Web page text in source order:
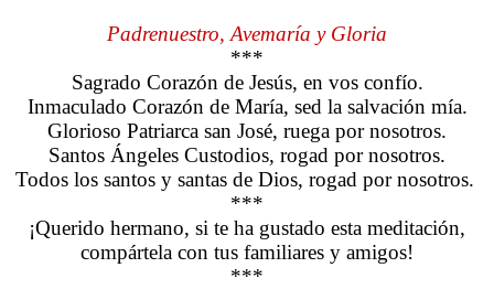
Padrenuestro, Avemaría y Gloria
***
Sagrado Corazón de Jesús, en vos confío.
Inmaculado Corazón de María, sed la salvación mía.
Glorioso Patriarca san José, ruega por nosotros.
Santos Ángeles Custodios, rogad por nosotros.
Todos los santos y santas de Dios, rogad por nosotros.
***
¡Querido hermano, si te ha gustado esta meditación,
compártela con tus familiares y amigos!
***